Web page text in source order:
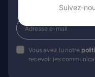
Suivez-
Vous avez lu notre
recevoir les